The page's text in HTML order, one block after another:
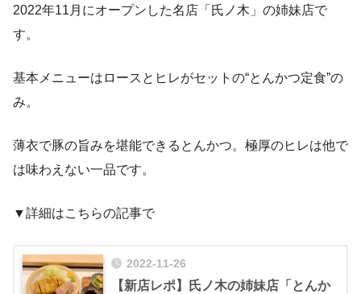
2022年11月にオープンした名店「氏ノ木」の姉妹店で
す。
基本メニューはロースとヒレがセットの“とんかつ定食”の
み。
薄衣で豚の旨みを堪能できるとんかつ。極厚のヒレは他で
は味わえない一品です。
▼詳細はこちらの記事で
2022-11-26
【新店レポ】氏ノ木の姉妹店「とんか